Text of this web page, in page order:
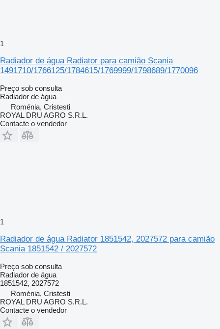
1
Radiador de água Radiator para camião Scania
1491710/1766125/1784615/1769999/1798689/1770096
Preço sob consulta
Radiador de água
Roménia, Cristesti
ROYAL DRU AGRO S.R.L.
Contacte o vendedor
1
Radiador de água Radiator 1851542, 2027572 para camião
Scania 1851542 / 2027572
Preço sob consulta
Radiador de água
1851542, 2027572
Roménia, Cristesti
ROYAL DRU AGRO S.R.L.
Contacte o vendedor